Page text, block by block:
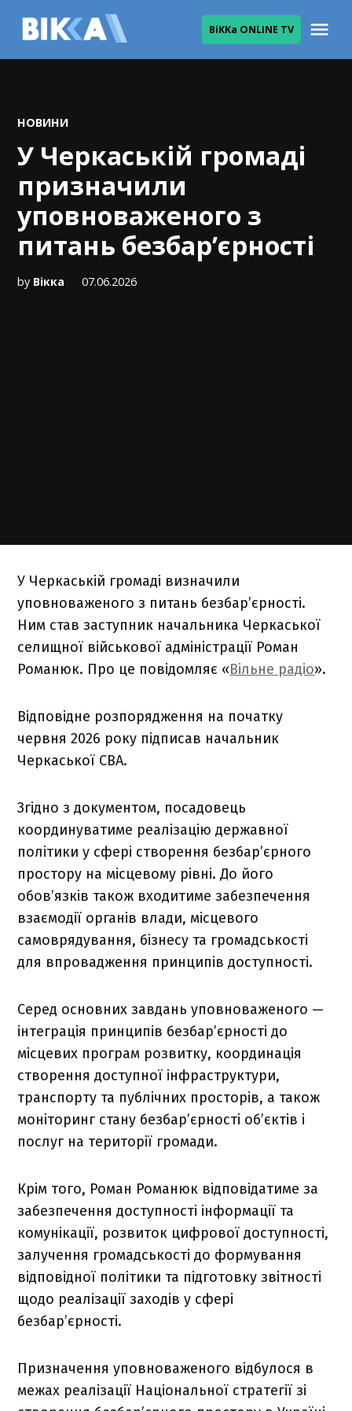
ВіККа ONLINE TV
POSTED
НОВИНИ
У Черкаській громаді
призначили
уповноваженого з
питань безбар’єрності
by Вікка 07.06.2026
У Черкаській громаді визначили
уповноваженого з питань безбар’єрності.
Ним став заступник начальника Черкаської
селищної військової адміністрації Роман
Романюк. Про це повідомляє «Вільне радіо».
Відповідне розпорядження на початку
червня 2026 року підписав начальник
Черкаської СВА.
Згідно з документом, посадовець
координуватиме реалізацію державної
політики у сфері створення безбар’єрного
простору на місцевому рівні. До його
обов’язків також входитиме забезпечення
взаємодії органів влади, місцевого
самоврядування, бізнесу та громадськості
для впровадження принципів доступності.
Серед основних завдань уповноваженого —
інтеграція принципів безбар’єрності до
місцевих програм розвитку, координація
створення доступної інфраструктури,
транспорту та публічних просторів, а також
моніторинг стану безбар’єрності об’єктів і
послуг на території громади.
Крім того, Роман Романюк відповідатиме за
забезпечення доступності інформації та
комунікації, розвиток цифрової доступності,
залучення громадськості до формування
відповідної політики та підготовку звітності
щодо реалізації заходів у сфері
безбар’єрності.
Призначення уповноваженого відбулося в
межах реалізації Національної стратегії зі